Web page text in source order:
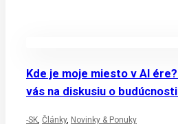
Kde je moje miesto v AI
vás na diskusiu o
-SK, Články, Novinky & Ponuky